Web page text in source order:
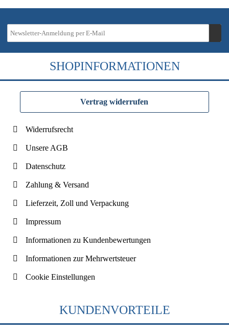
SHOPINFORMATIONEN
Vertrag widerrufen
Widerrufsrecht
Unsere AGB
Datenschutz
Zahlung & Versand
Lieferzeit, Zoll und Verpackung
Impressum
Informationen zu Kundenbewertungen
Informationen zur Mehrwertsteuer
Cookie Einstellungen
KUNDENVORTEILE